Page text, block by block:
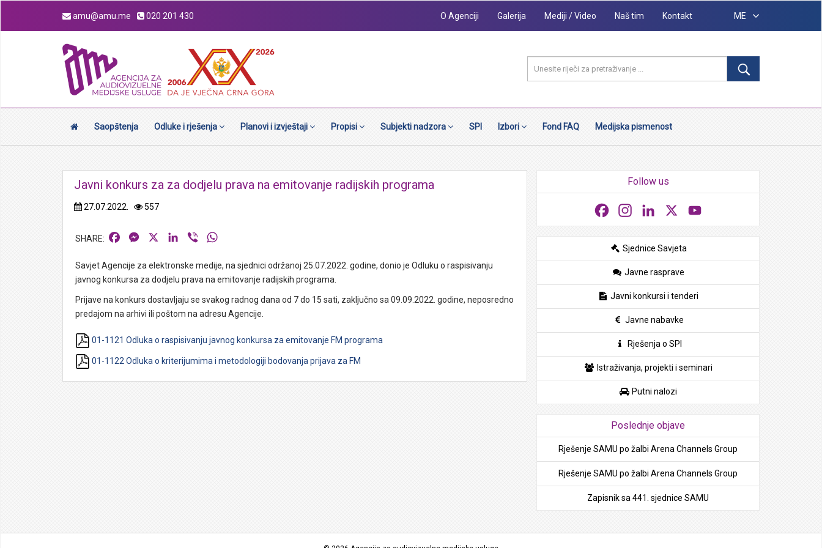
amu@amu.me 020 201 430 O Agenciji Galerija Mediji / Video Naš tim Kontakt ME
Saopštenja Odluke i rješenja Planovi i izvještaji Propisi Subjekti nadzora SPI Izbori Fond FAQ Medijska pismenost
Javni konkurs za za dodjelu prava na emitovanje radijskih programa
27.07.2022. 557
FacebookMessengerLinkedIn
Viber
Savjet Agencije za elektronske medije, na sjednici održanoj 25.07.2022. godine, donio je Odluku o raspisivanju
javnog konkursa za dodjelu prava na emitovanje radijskih programa.
Prijave na konkurs dostavljaju se svakog radnog dana od 7 do 15 sati, zaključno sa 09.09.2022. godine, neposredno
predajom na arhivi ili poštom na adresu Agencije.
01-1121 Odluka o raspisivanju javnog konkursa za emitovanje FM programa
01-1122 Odluka o kriterijumima i metodologiji bodovanja prijava za FM
Follow us
FacebookInstagramLinkedIn
Sjednice Savjeta
Javne rasprave
Javni konkursi i tenderi
Javne nabavke
Rješenja o SPI
Istraživanja, projekti i seminari
Putni nalozi
Poslednje objave
Rješenje SAMU po žalbi Arena Channels Group
Rješenje SAMU po žalbi Arena Channels Group
Zapisnik sa 441. sjednice SAMU